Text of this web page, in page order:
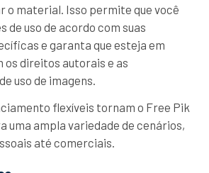
o material. Isso permite que você
de uso de acordo com suas
e garanta que esteja em
os direitos autorais e as
uso de imagens.
flexíveis tornam o Free Pik
uma ampla variedade de cenários,
até comerciais.